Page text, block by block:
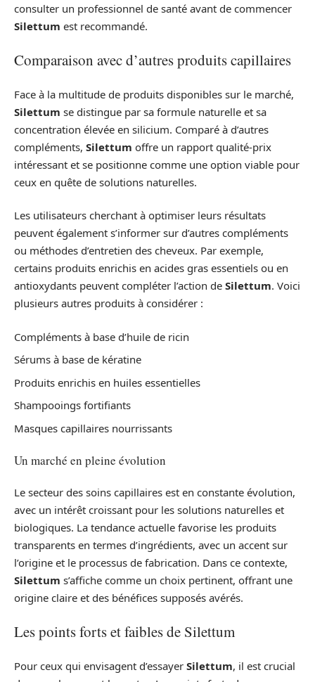
consulter un professionnel de santé avant de commencer
Silettum est recommandé.
Comparaison avec d’autres produits capillaires
Face à la multitude de produits disponibles sur le marché,
Silettum se distingue par sa formule naturelle et sa
concentration élevée en silicium. Comparé à d’autres
compléments, Silettum offre un rapport qualité-prix
intéressant et se positionne comme une option viable pour
ceux en quête de solutions naturelles.
Les utilisateurs cherchant à optimiser leurs résultats
peuvent également s’informer sur d’autres compléments
ou méthodes d’entretien des cheveux. Par exemple,
certains produits enrichis en acides gras essentiels ou en
antioxydants peuvent compléter l’action de Silettum. Voici
plusieurs autres produits à considérer :
Compléments à base d’huile de ricin
Sérums à base de kératine
Produits enrichis en huiles essentielles
Shampooings fortifiants
Masques capillaires nourrissants
Un marché en pleine évolution
Le secteur des soins capillaires est en constante évolution,
avec un intérêt croissant pour les solutions naturelles et
biologiques. La tendance actuelle favorise les produits
transparents en termes d’ingrédients, avec un accent sur
l’origine et le processus de fabrication. Dans ce contexte,
Silettum s’affiche comme un choix pertinent, offrant une
origine claire et des bénéfices supposés avérés.
Les points forts et faibles de Silettum
Pour ceux qui envisagent d’essayer Silettum, il est crucial